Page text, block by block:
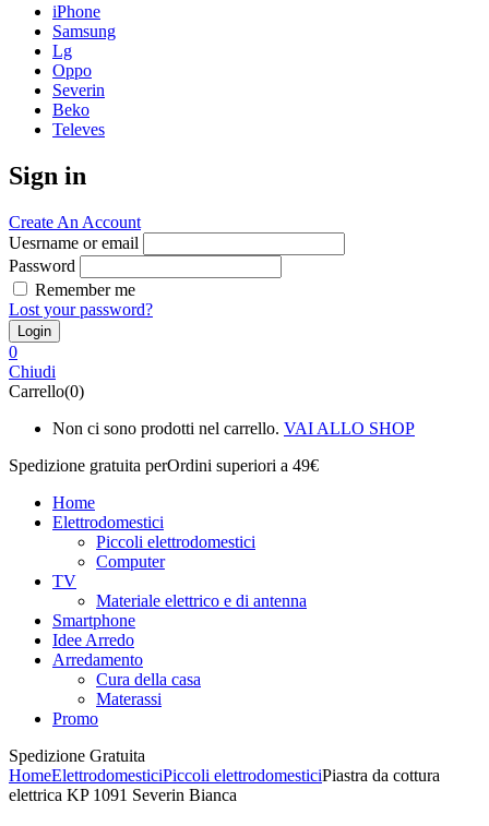
iPhone
Samsung
Lg
Oppo
Severin
Beko
Televes
Sign in
Create An Account
Uesrname or email
Password
Remember me
Lost your password?
0
Chiudi
Carrello(0)
Non ci sono prodotti nel carrello. VAI ALLO SHOP
Spedizione gratuita perOrdini superiori a 49€
Home
Elettrodomestici
Piccoli elettrodomestici
Computer
TV
Materiale elettrico e di antenna
Smartphone
Idee Arredo
Arredamento
Cura della casa
Materassi
Promo
Spedizione Gratuita
HomeElettrodomesticiPiccoli elettrodomesticiPiastra da cottura
elettrica KP 1091 Severin Bianca